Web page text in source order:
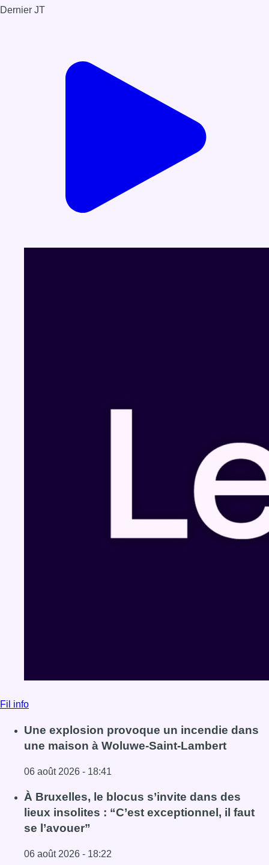
Dernier JT
Fil info
Une explosion provoque un incendie dans
une maison à Woluwe-Saint-Lambert
06 août 2026 - 18:41
Lire l'article Une explosion provoque un incendie dans
À Bruxelles, le blocus s’invite dans des
lieux insolites : “C’est exceptionnel, il faut
se l’avouer”
06 août 2026 - 18:22